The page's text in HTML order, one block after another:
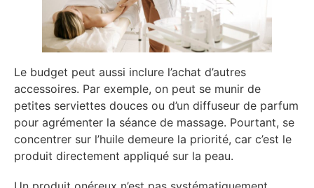
Le budget peut aussi inclure l’achat d’autres
accessoires. Par exemple, on peut se munir de
petites serviettes douces ou d’un diffuseur de parfum
pour agrémenter la séance de massage. Pourtant, se
concentrer sur l’huile demeure la priorité, car c’est le
produit directement appliqué sur la peau.